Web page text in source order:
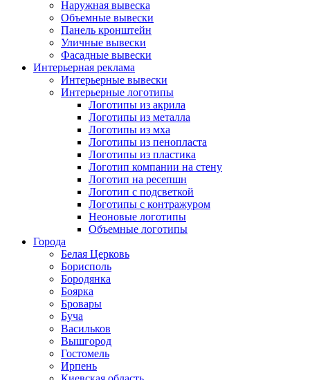
Наружная вывеска
Объемные вывески
Панель кронштейн
Уличные вывески
Фасадные вывески
Интерьерная реклама
Интерьерные вывески
Интерьерные логотипы
Логотипы из акрила
Логотипы из металла
Логотипы из мха
Логотипы из пенопласта
Логотипы из пластика
Логотип компании на стену
Логотип на ресепшн
Логотип с подсветкой
Логотипы с контражуром
Неоновые логотипы
Объемные логотипы
Города
Белая Церковь
Борисполь
Бородянка
Боярка
Бровары
Буча
Васильков
Вышгород
Гостомель
Ирпень